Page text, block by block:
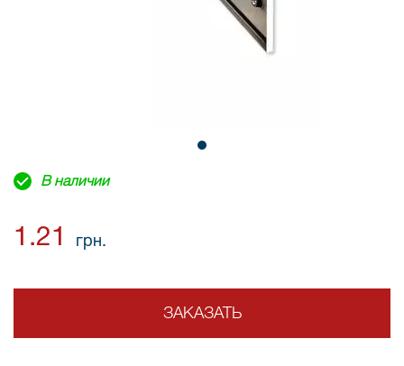
В наличии
1.21 грн.
ЗАКАЗАТЬ